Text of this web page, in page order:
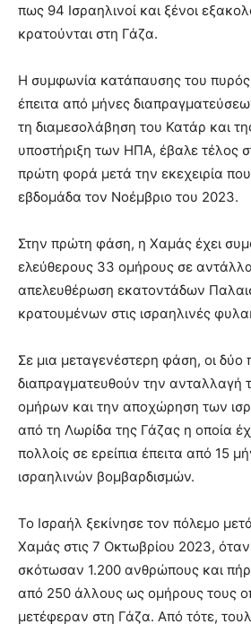
πως 94 Ισραηλινοί και ξένοι
κρατούνται στη Γάζα.
Η συμφωνία κατάπαυσης του
έπειτα από μήνες
τη διαμεσολάβηση του Κατάρ και
υποστήριξη των ΗΠΑ, έβαλε τέλος
πρώτη φορά μετά την εκεχειρία που
εβδομάδα τον Νοέμβριο του 2023.
Στην πρώτη φάση, η Χαμάς έχει
ελεύθερους 33 ομήρους σε
απελευθέρωση εκατοντάδων
κρατουμένων στις ισραηλινές
Σε μια μεταγενέστερη φάση, οι δύο
διαπραγματευθούν την ανταλλαγή
ομήρων και την αποχώρηση των
από τη Λωρίδα της Γάζας η οποία
πολλοίς σε ερείπια έπειτα από 15
ισραηλινών βομβαρδισμών.
Το Ισραήλ ξεκίνησε τον πόλεμο
Χαμάς στις 7 Οκτωβρίου 2023,
σκότωσαν 1.200 ανθρώπους και
από 250 άλλους ως ομήρους τους
μετέφεραν στη Γάζα. Από τότε,